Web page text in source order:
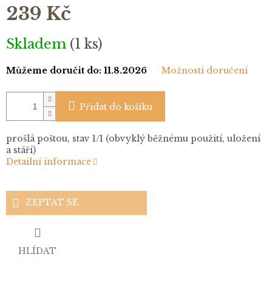
239 Kč
Měrná
cena:
Skladem (1 ks)
Můžeme doručit do: 11.8.2026 Možnosti doručení
Přidat do košíku
prošlá poštou, stav 1/1 (obvyklý běžnému použití, uložení
a stáří)
Detailní informace
ZEPTAT SE
HLÍDAT